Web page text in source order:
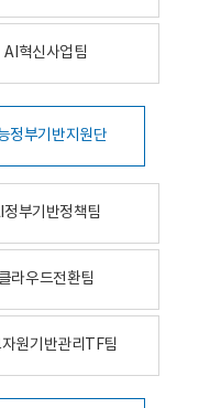
AI혁신사업팀
정부기반지원단
정부기반정책팀
라우드전환팀
자원기반관리TF팀